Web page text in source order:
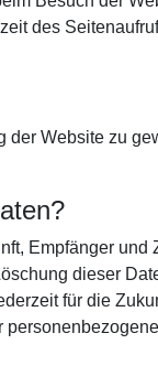
des
Website zu
Empfänger
dieser
für die